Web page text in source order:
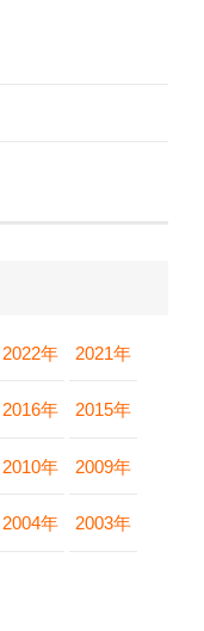
2022年 2021年
2016年 2015年
2010年 2009年
2004年 2003年